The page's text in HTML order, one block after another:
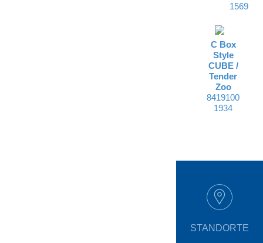
1569
C Box
Style
CUBE /
Tender
Zoo
8419100
1934
STANDORTE